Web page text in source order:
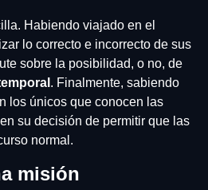
Habiendo viajado en el
lo correcto e incorrecto de sus
sobre la posibilidad, o no, de
. Finalmente, sabiendo
los únicos que conocen las
su decisión de permitir que las
normal.
misión